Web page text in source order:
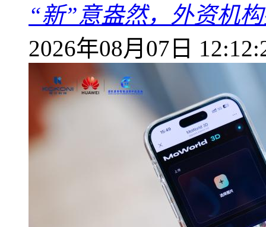
“新”意盎然，外资机
2026年08月07日